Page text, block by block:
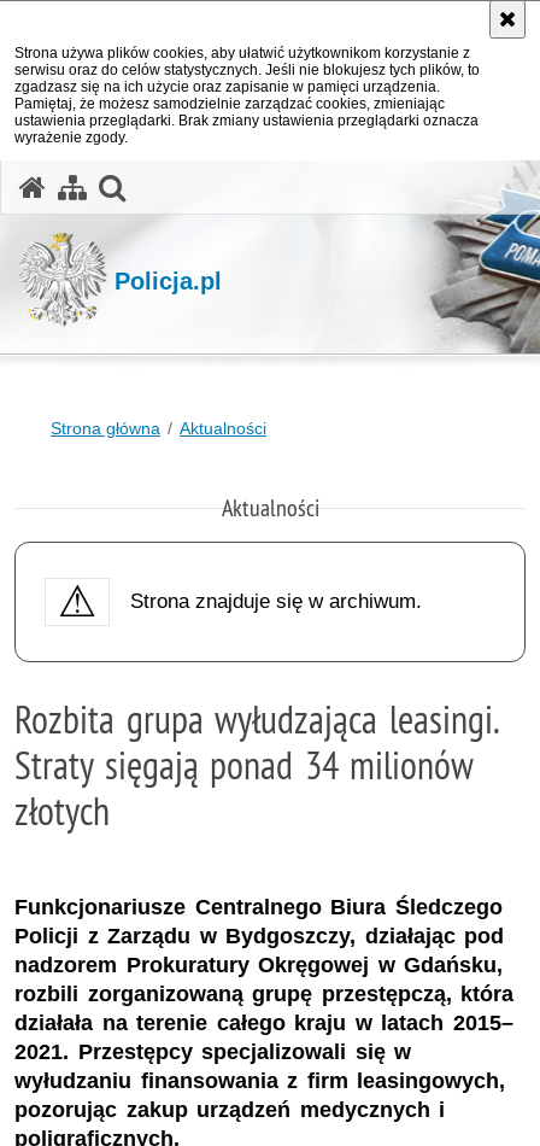
Strona używa plików cookies, aby ułatwić użytkownikom korzystanie z
serwisu oraz do celów statystycznych. Jeśli nie blokujesz tych plików, to
zgadzasz się na ich użycie oraz zapisanie w pamięci urządzenia.
Pamiętaj, że możesz samodzielnie zarządzać cookies, zmieniając
ustawienia przeglądarki. Brak zmiany ustawienia przeglądarki oznacza
wyrażenie zgody.
Policja.pl
Strona główna Aktualności
Aktualności
Strona znajduje się w archiwum.
Rozbita grupa wyłudzająca leasingi.
Straty sięgają ponad 34 milionów
złotych
Funkcjonariusze Centralnego Biura Śledczego
Policji z Zarządu w Bydgoszczy, działając pod
nadzorem Prokuratury Okręgowej w Gdańsku,
rozbili zorganizowaną grupę przestępczą, która
działała na terenie całego kraju w latach 2015–
2021. Przestępcy specjalizowali się w
wyłudzaniu finansowania z firm leasingowych,
pozorując zakup urządzeń medycznych i
poligraficznych.